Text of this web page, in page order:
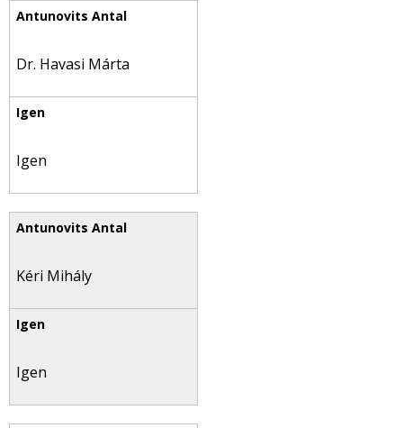
Dr. Havasi Márta
Igen
Kéri Mihály
Igen